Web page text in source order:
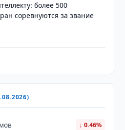
более 500
соревнуются за звание
↓ 0.46%